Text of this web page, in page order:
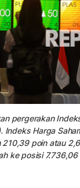
pergerakan
Harga
poin atau
ke posisi